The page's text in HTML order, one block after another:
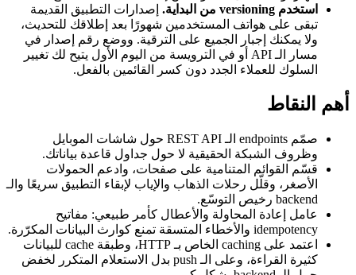
استخدم versioning من البداية.
إصدارات التطبيق القديمة
تبقى على هواتف المستخدمين شهورًا بعد إطلاقك للتحديث،
ولا يمكنك إجبار الجميع على الترقية. ووضع رقم إصدار في
مسار الـ API أو في الترويسة من اليوم الأول يتيح لك تغيير
السلوك للعملاء الجدد دون كسر القائمين بالفعل.
أهم النقاط
صمّم endpoints الـ REST API حول شاشات الموبايل
وظروف الشبكة الحقيقية لا حول جداول قاعدة بياناتك.
قسّم القوائم المتنامية على صفحات، وادعم الحمولات
الأصغر، وقلّل رحلات الذهاب والإياب لإبقاء التطبيق سريعًا والـ
backend رخيص التوسّع.
عامل إعادة المحاولة والأعطال كأمر طبيعي: مفاتيح
idempotency والأخطاء المتسقة تمنع كوارث البيانات المكرّرة.
اعتمد على caching الخاص بـ HTTP، وطبقة cache للبيانات
كثيرة القراءة، وعلى الـ push بدل الاستعلام المتكرر لخفض